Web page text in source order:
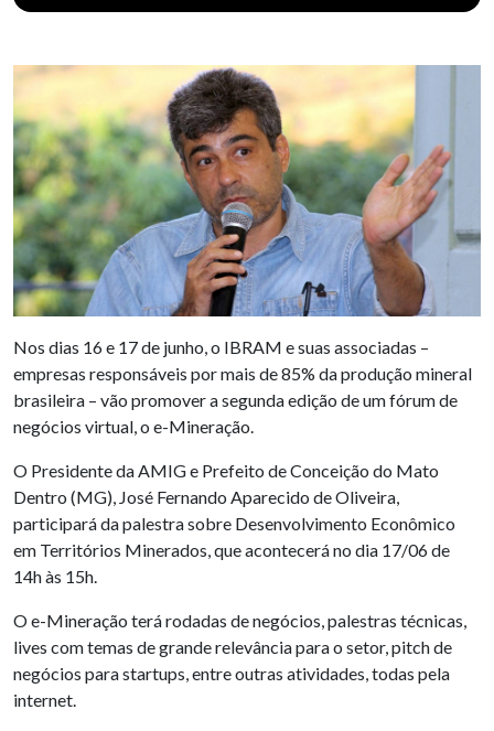
Nos dias 16 e 17 de junho, o IBRAM e suas associadas –
empresas responsáveis por mais de 85% da produção mineral
brasileira – vão promover a segunda edição de um fórum de
negócios virtual, o e-Mineração.
O Presidente da AMIG e Prefeito de Conceição do Mato
Dentro (MG), José Fernando Aparecido de Oliveira,
participará da palestra sobre Desenvolvimento Econômico
em Territórios Minerados, que acontecerá no dia 17/06 de
14h às 15h.
O e-Mineração terá rodadas de negócios, palestras técnicas,
lives com temas de grande relevância para o setor, pitch de
negócios para startups, entre outras atividades, todas pela
internet.